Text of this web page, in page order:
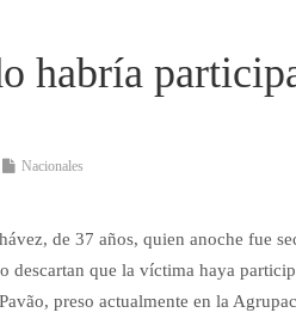
habría
Nacionales
de 37 años, quien anoche fue
descartan que la víctima haya
preso actualmente en la